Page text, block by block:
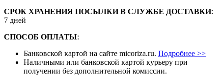
СРОК ХРАНЕНИЯ ПОСЫЛКИ В СЛУЖБЕ ДОСТАВКИ:
7 дней
СПОСОБ ОПЛАТЫ:
Банковской картой на сайте micoriza.ru. Подробнее >>
Наличными или банковской картой курьеру при
получении без дополнительной комиссии.